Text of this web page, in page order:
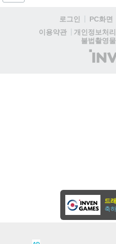
로그인 PC화면
이용약관
개인정보처
불법촬영
드
축